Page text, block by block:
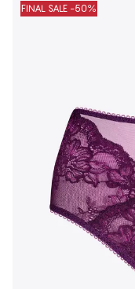
FINAL SALE -50%